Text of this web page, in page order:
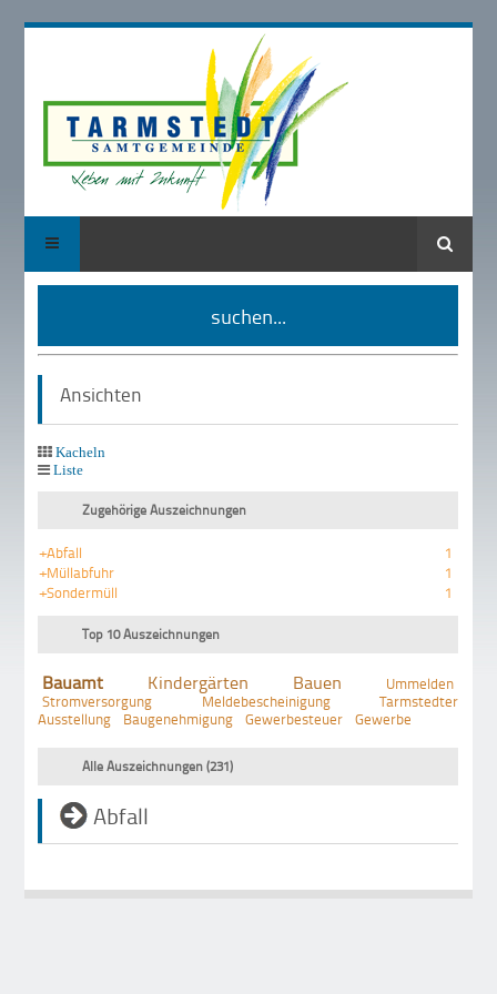
Suche
suchen...
Ansichten
Kacheln
Liste
Zugehörige Auszeichnungen
+Abfall
1
+Müllabfuhr
1
+Sondermüll
1
Top 10 Auszeichnungen
Bauamt Kindergärten Bauen
Ummelden
Stromversorgung
Meldebescheinigung
Tarmstedter
Ausstellung
Baugenehmigung Gewerbesteuer Gewerbe
Alle Auszeichnungen (231)
Abfall